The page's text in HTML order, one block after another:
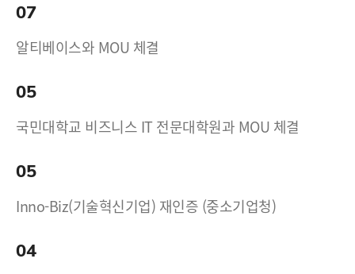
07
알티베이스와 MOU 체결
05
국민대학교 비즈니스 IT 전문대학원과 MOU 체결
05
Inno-Biz(기술혁신기업) 재인증 (중소기업청)
04